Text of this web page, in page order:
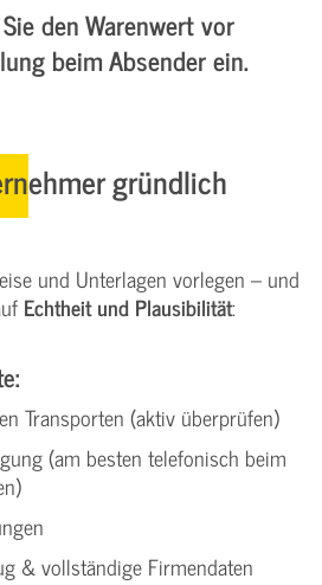
den Warenwert vor
beim Absender ein.
gründlich
und Unterlagen vorlegen – und
Echtheit und Plausibilität:
Transporten (aktiv überprüfen)
(am besten telefonisch beim
& vollständige Firmendaten